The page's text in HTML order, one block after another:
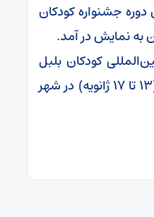
جشنواره کودکان
به نمایش در آمد.
کودکان بلبل
هند از ۲۳ تا ۲۷ دی‌ماه (۱۳ تا ۱۷ ژانویه) در شهر